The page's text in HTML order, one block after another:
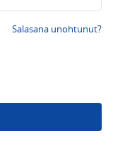
Salasana unohtunut?